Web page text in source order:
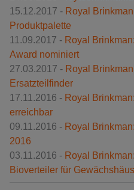
15.12.2017 - Royal
Produktpalette
11.09.2017 - Royal
Award nominiert
27.03.2017 - Royal
Ersatzteilfinder
17.11.2016 - Royal
erreichbar
09.11.2016 - Royal
2016
03.11.2016 - Royal
Bioverteiler für